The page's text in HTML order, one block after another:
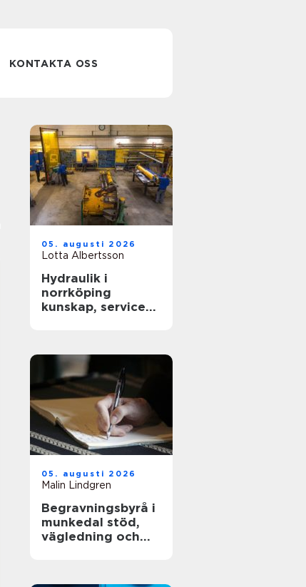
KONTAKTA OSS
05. augusti 2026
Lotta Albertsson
Hydraulik i
norrköping
kunskap, service
05. augusti 2026
Malin Lindgren
Begravningsbyrå i
munkedal stöd,
vägledning och